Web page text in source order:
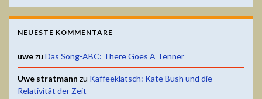
NEUESTE KOMMENTARE
uwezu Das Song-ABC: There Goes A Tenner
Uwe stratmann zu Kaffeeklatsch: Kate Bush und die
Relativität der Zeit